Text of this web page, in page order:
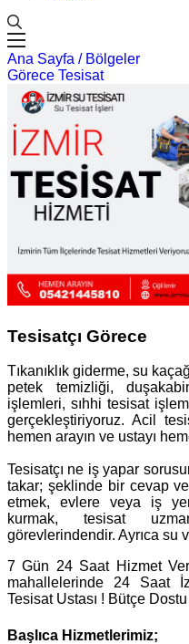
Ana Sayfa / Bölgeler
Görece Tesisat
Tesisatçı Görece
Tıkanıklık giderme, su
petek temizliği,
işlemleri, sıhhi tesisat
gerçekleştiriyoruz. Acil
hemen arayın ve ustayı
Tesisatçı ne iş yapar
takar; şeklinde bir cevap
etmek, evlere veya iş
kurmak, tesisat
görevlerindendir. Ayrıca su
7 Gün 24 Saat Hizmet
mahallelerinde 24 Saat
Tesisat Ustası ! Bütçe Dostu
Başlıca Hizmetlerimiz;